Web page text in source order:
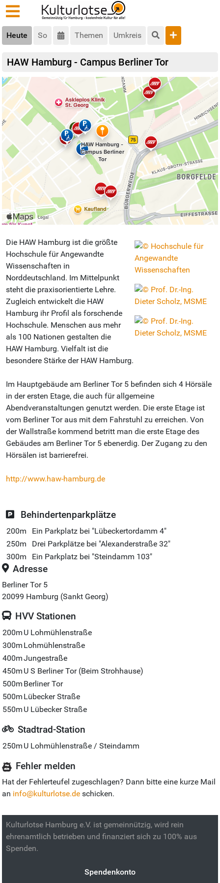
Heute So Themen Umkreis
HAW Hamburg - Campus Berliner Tor
Die HAW Hamburg ist die größte
Hochschule für Angewandte
Wissenschaften in
Norddeutschland. Im Mittelpunkt
steht die praxisorientierte Lehre.
Zugleich entwickelt die HAW
Hamburg ihr Profil als forschende
Hochschule. Menschen aus mehr
als 100 Nationen gestalten die
HAW Hamburg. Vielfalt ist die
besondere Stärke der HAW Hamburg.
Im Hauptgebäude am Berliner Tor 5 befinden sich 4 Hörsäle
in der ersten Etage, die auch für allgemeine
Abendveranstaltungen genutzt werden. Die erste Etage ist
vom Berliner Tor aus mit dem Fahrstuhl zu erreichen. Von
der Wallstraße kommend betritt man die erste Etage des
Gebäudes am Berliner Tor 5 ebenerdig. Der Zugang zu den
Hörsälen ist barrierefrei.
http://www.haw-hamburg.de
Behindertenparkplätze
200m
Ein Parkplatz bei "Lübeckertordamm 4"
250m
Drei Parkplätze bei "Alexanderstraße 32"
300m
Ein Parkplatz bei "Steindamm 103"
Adresse
Berliner Tor 5
20099 Hamburg (Sankt Georg)
HVV Stationen
200m U Lohmühlenstraße
300m Lohmühlenstraße
400mJungestraße
450m U S Berliner Tor (Beim Strohhause)
500m Berliner Tor
500m Lübecker Straße
550m U Lübecker Straße
Stadtrad-Station
250m U Lohmühlenstraße / Steindamm
Fehler melden
Hat der Fehlerteufel zugeschlagen? Dann bitte eine kurze Mail
an info@kulturlotse.de schicken.
Kulturlotse Hamburg e.V. ist gemeinnützig, wird rein
ehrenamtlich betrieben und finanziert sich zu 100% aus
Spenden.
Spendenkonto